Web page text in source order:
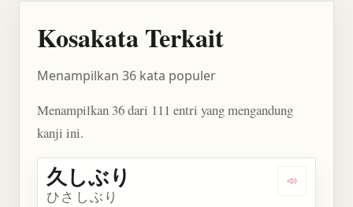
Kosakata Terkait
Menampilkan 36 kata populer
Menampilkan 36 dari 111 entri yang mengandung
kanji ini.
Dengarkan
久しぶり
ひさしぶり